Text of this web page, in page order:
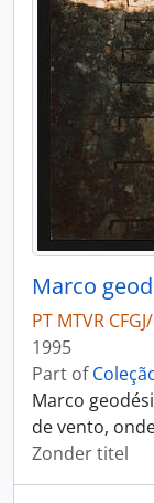
Marco
PT MTVR
1995
Part of
Marco
de vento,
Zonder titel